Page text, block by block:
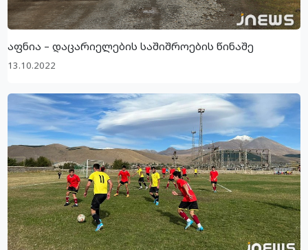
აფნია – დაცარიელების საშიშროების წინაშე
13.10.2022